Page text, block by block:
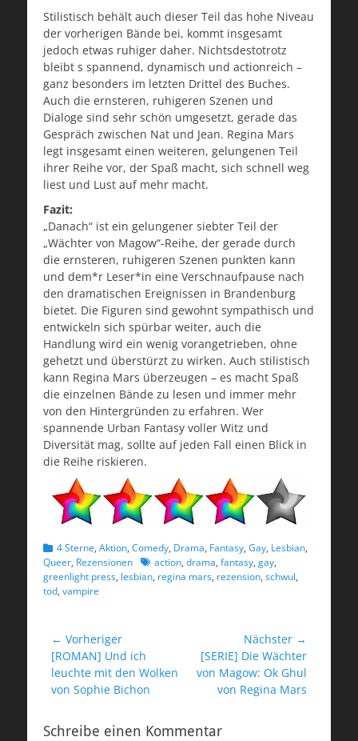
Stilistisch behält auch dieser Teil das hohe Niveau
der vorherigen Bände bei, kommt insgesamt
jedoch etwas ruhiger daher. Nichtsdestotrotz
bleibt s spannend, dynamisch und actionreich –
ganz besonders im letzten Drittel des Buches.
Auch die ernsteren, ruhigeren Szenen und
Dialoge sind sehr schön umgesetzt, gerade das
Gespräch zwischen Nat und Jean. Regina Mars
legt insgesamt einen weiteren, gelungenen Teil
ihrer Reihe vor, der Spaß macht, sich schnell weg
liest und Lust auf mehr macht.
Fazit:
„Danach“ ist ein gelungener siebter Teil der
„Wächter von Magow“-Reihe, der gerade durch
die ernsteren, ruhigeren Szenen punkten kann
und dem*r Leser*in eine Verschnaufpause nach
den dramatischen Ereignissen in Brandenburg
bietet. Die Figuren sind gewohnt sympathisch und
entwickeln sich spürbar weiter, auch die
Handlung wird ein wenig vorangetrieben, ohne
gehetzt und überstürzt zu wirken. Auch stilistisch
kann Regina Mars überzeugen – es macht Spaß
die einzelnen Bände zu lesen und immer mehr
von den Hintergründen zu erfahren. Wer
spannende Urban Fantasy voller Witz und
Diversität mag, sollte auf jeden Fall einen Blick in
die Reihe riskieren.
Kategorien
4 Sterne, Aktion, Comedy, Drama, Fantasy, Gay, Lesbian,
Queer, Rezensionen Schlagworte
action, drama, fantasy, gay,
greenlight press, lesbian, regina mars, rezension, schwul,
tod, vampire
Beitragsnavigation
← Vorheriger
Vorheriger
Beitrag:
[ROMAN] Und ich
leuchte mit den Wolken
von Sophie Bichon
Nächster →
Nächster
Beitrag:
[SERIE] Die Wächter
von Magow: Ok Ghul
von Regina Mars
Schreibe einen Kommentar